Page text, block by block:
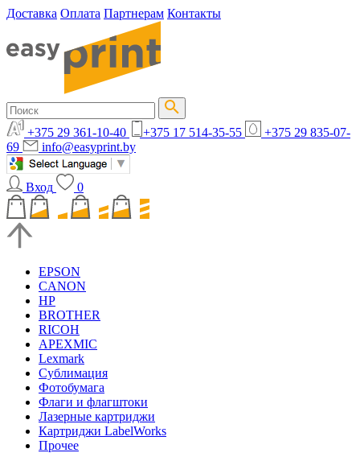
Доставка Оплата Партнерам Контакты
+375 29 361-10-40 +375 17 514-35-55
+375 29 835-07-
69
info@easyprint.by
Вход 0
EPSON
CANON
HP
BROTHER
RICOH
APEXMIC
Lexmark
Сублимация
Фотобумага
Флаги и флагштоки
Лазерные картриджи
Картриджи LabelWorks
Прочее